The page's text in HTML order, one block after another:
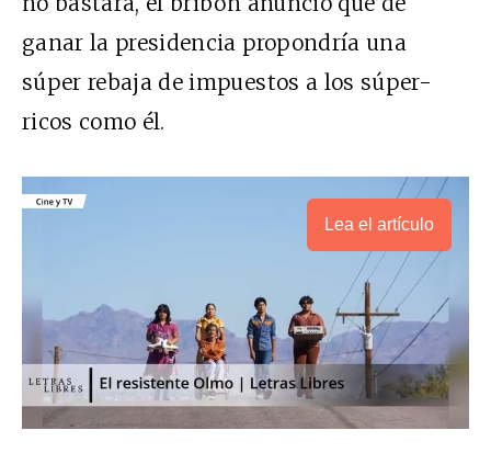
ganar la presidencia propondría una
súper rebaja de impuestos a los súper-
ricos como él.
Lea el artículo